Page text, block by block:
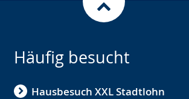
Häufig besucht
Hausbesuch XXL Stadtlohn